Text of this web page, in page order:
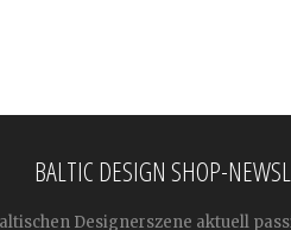
BALTIC DESIGN SHOP-
Designerszene aktuell